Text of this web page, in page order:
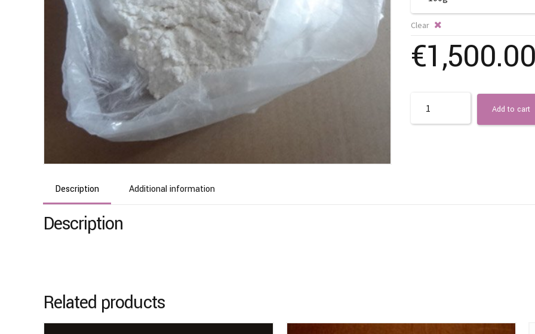
Clear
€1,500.00
Add to cart
Description Additional information
Description
Related products